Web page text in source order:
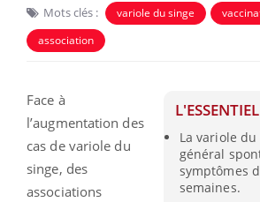
Mots clés : variole du singe
association
L'ESSENTIEL
La variole
général
symptômes
semaines.
Face à
l’augmentation des
cas de variole du
singe, des
associations